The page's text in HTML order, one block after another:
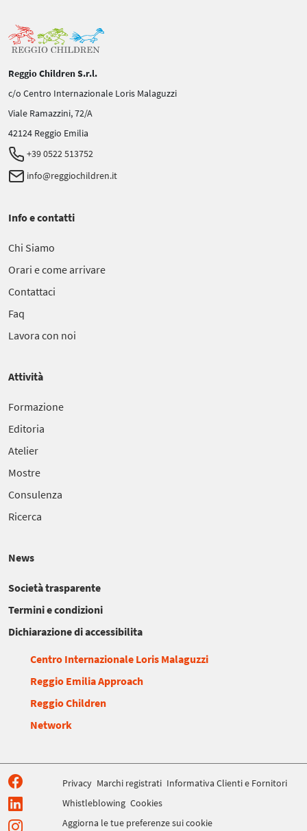
Reggio Children S.r.l.
c/o Centro Internazionale Loris Malaguzzi
Viale Ramazzini, 72/A
42124 Reggio Emilia
+39 0522 513752
info@reggiochildren.it
Info e contatti
Chi Siamo
Orari e come arrivare
Contattaci
Faq
Lavora con noi
Attività
Formazione
Editoria
Atelier
Mostre
Consulenza
Ricerca
News
Società trasparente
Termini e condizioni
Dichiarazione di accessibilita
Centro Internazionale Loris Malaguzzi
Reggio Emilia Approach
Reggio Children
Network
Privacy Marchi registrati Informativa Clienti e Fornitori
Whistleblowing Cookies
Aggiorna le tue preferenze sui cookie